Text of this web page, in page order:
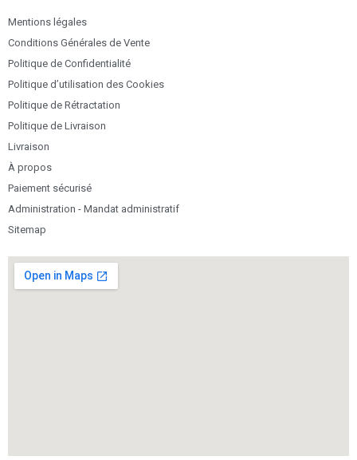
Mentions légales
Conditions Générales de Vente
Politique de Confidentialité
Politique d’utilisation des Cookies
Politique de Rétractation
Politique de Livraison
Livraison
À propos
Paiement sécurisé
Administration - Mandat administratif
Sitemap